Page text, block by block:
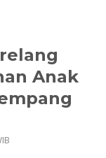
Anak